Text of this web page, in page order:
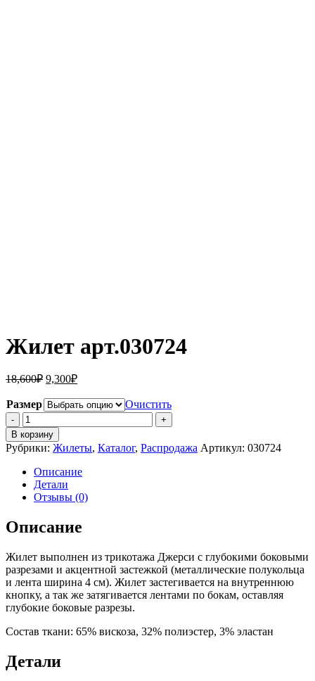
Жилет арт.030724
18,600₽ Первоначальная
составляла
18,600₽.
9,300₽Текущая
9,300₽.
Размер
Очистить
Количество
Жилет
арт.030724
В корзину
Рубрики: Жилеты, Каталог, Распродажа Артикул: 030724
Описание
Детали
Отзывы (0)
Описание
Жилет выполнен из трикотажа Джерси с глубокими боковыми
разрезами и акцентной застежкой (металлические полукольца
и лента ширина 4 см). Жилет застегивается на внутреннюю
кнопку, а так же затягивается лентами по бокам, оставляя
глубокие боковые разрезы.
Состав ткани: 65% вискоза, 32% полиэстер, 3% эластан
Детали